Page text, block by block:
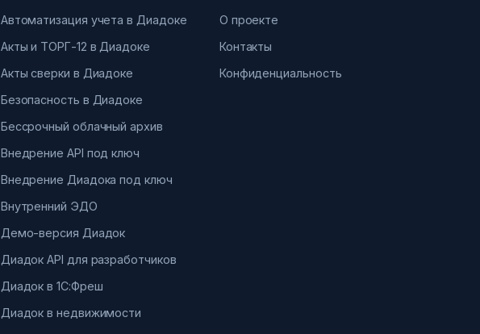
Автоматизация учета в Диадоке
Акты и ТОРГ-12 в Диадоке
Акты сверки в Диадоке
Безопасность в Диадоке
Бессрочный облачный архив
Внедрение API под ключ
Внедрение Диадока под ключ
Внутренний ЭДО
Демо-версия Диадок
Диадок API для разработчиков
Диадок в 1С:Фреш
Диадок в недвижимости
О проекте
Контакты
Конфиденциальность